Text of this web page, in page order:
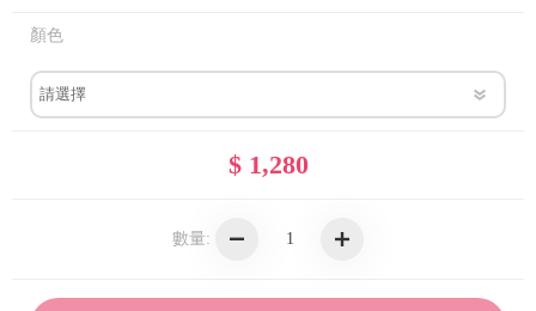
顏色
$ 1,280
數量: